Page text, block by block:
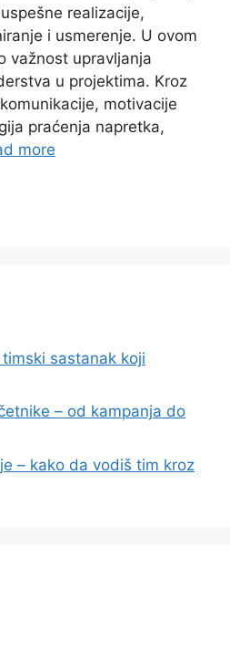
realizacije,
i usmerenje. U ovom
važnost upravljanja
u projektima. Kroz
motivacije
praćenja napretka,
more
sastanak koji
– od kampanja do
– kako da vodiš tim kroz